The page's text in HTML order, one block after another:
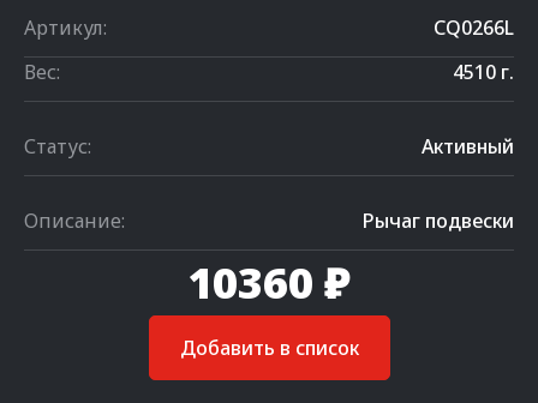
Артикул:
CQ0266L
Вес:
4510 г.
Статус: Активный
Описание: Рычаг подвески
10360 ₽
Добавить в список